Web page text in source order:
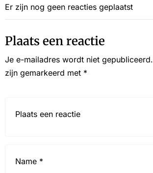
Er zijn nog geen reacties geplaatst
Plaats een reactie
Je e-mailadres wordt niet gepubliceerd.
zijn gemarkeerd met *